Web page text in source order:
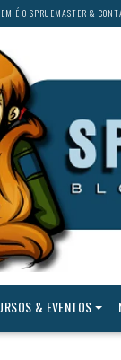
É O SPRUEMASTER &
& EVENTOS